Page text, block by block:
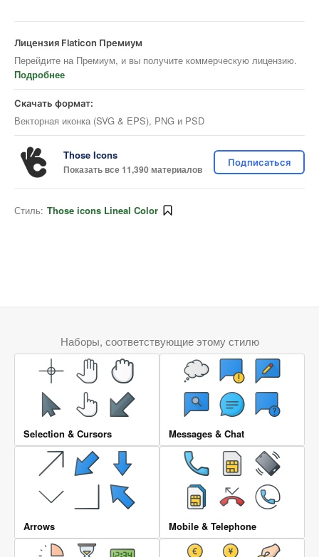
Лицензия Flaticon Премиум
Перейдите на Премиум, и вы получите коммерческую лицензию.
Подробнее
Скачать формат:
Векторная иконка (SVG & EPS), PNG и PSD
Those Icons
Показать все 11,390 материалов
Подписаться
Стиль: Those icons Lineal Color
Наборы, соответствующие этому стилю
Selection & Cursors Messages & Chat
Arrows Mobile & Telephone